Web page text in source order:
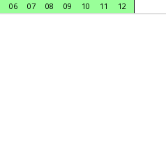
06 07 08 09 10 11 12